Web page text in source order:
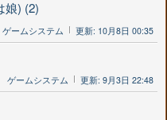
娘) (2)
ゲームシステム 更新: 10月8日 00:35
ゲームシステム 更新: 9月3日 22:48